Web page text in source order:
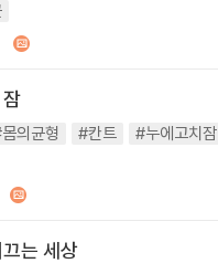
의균형 #칸트
#누에고치잠
는 세상